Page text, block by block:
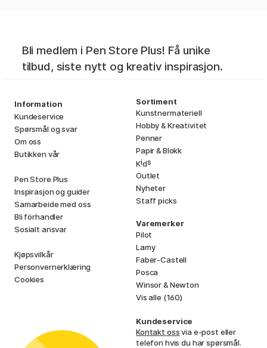
Bli medlem i Pen Store Plus! Få unike
tilbud, siste nytt og kreativ inspirasjon.
Information
Kundeservice
Spørsmål og svar
Om oss
Butikken vår
Pen Store Plus
Inspirasjon og guider
Samarbeide med oss
Bli förhandler
Sosialt ansvar
Kjøpsvilkår
Personvernerklæring
Cookies
Sortiment
Kunstnermateriell
Hobby & Kreativitet
Penner
Papir & Blokk
Kids
Outlet
Nyheter
Staff picks
Varemerker
Pilot
Lamy
Faber-Castell
Posca
Winsor & Newton
Vis alle (160)
Kundeservice
Kontakt ossvia e-post eller
telefon hvis du har spørsmål.